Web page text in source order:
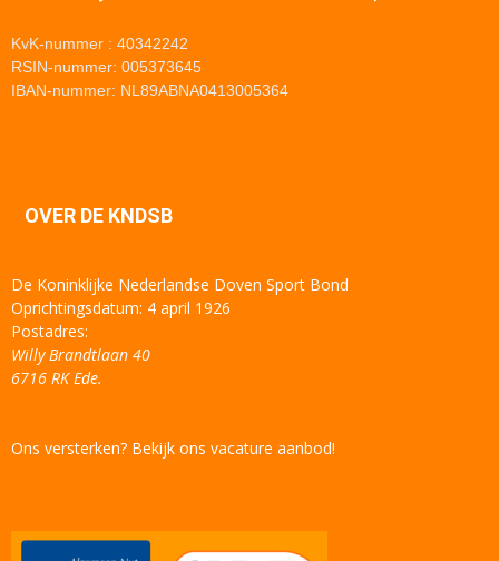
KvK-nummer : 40342242
RSIN-nummer: 005373645
IBAN-nummer: NL89ABNA0413005364
OVER DE KNDSB
De Koninklijke Nederlandse Doven Sport Bond
Oprichtingsdatum: 4 april 1926
Postadres:
Willy Brandtlaan 40
6716 RK Ede.
Ons versterken? Bekijk ons vacature aanbod!